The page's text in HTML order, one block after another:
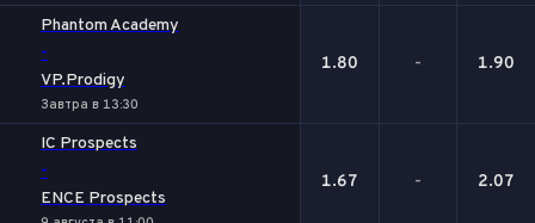
Phantom Academy
-
VP.Prodigy
Завтра в 13:30
1.80 - 1.90
IC Prospects
-
ENCE Prospects
1.67 - 2.07